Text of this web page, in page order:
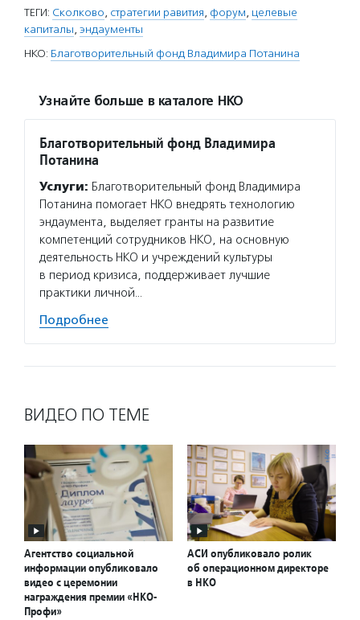
ТЕГИ: Сколково, стратегии равития, форум, целевые
капиталы, эндаументы
НКО: Благотворительный фонд Владимира Потанина
Узнайте больше в каталоге НКО
Благотворительный фонд Владимира
Потанина
Услуги: Благотворительный фонд Владимира
Потанина помогает НКО внедрять технологию
эндаумента, выделяет гранты на развитие
компетенций сотрудников НКО, на основную
деятельность НКО и учреждений культуры
в период кризиса, поддерживает лучшие
практики личной…
Подробнее
ВИДЕО ПО ТЕМЕ
Агентство социальной
информации опубликовало
видео с церемонии
награждения премии «НКО-
Профи»
АСИ опубликовало ролик
об операционном директоре
в НКО